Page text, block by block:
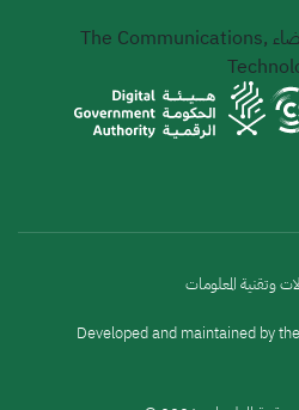
The Communications,
وتقنية المعلومات
Developed and maintained by